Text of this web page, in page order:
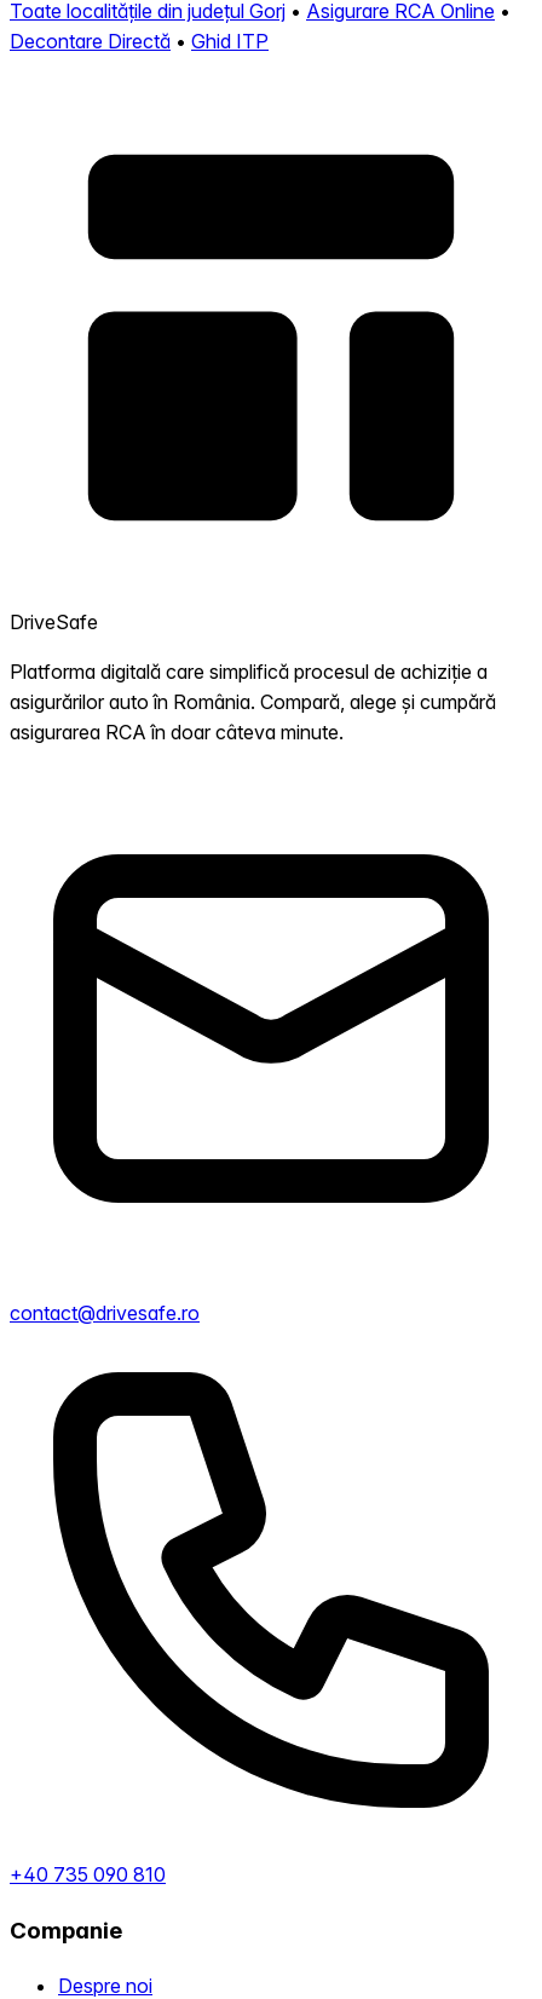
Toate localitățile din județul Gorj • Asigurare RCA Online •
Decontare Directă • Ghid ITP
DriveSafe
Platforma digitală care simplifică procesul de achiziție a
asigurărilor auto în România. Compară, alege și cumpără
asigurarea RCA în doar câteva minute.
contact@drivesafe.ro
+40 735 090 810
Companie
Despre noi